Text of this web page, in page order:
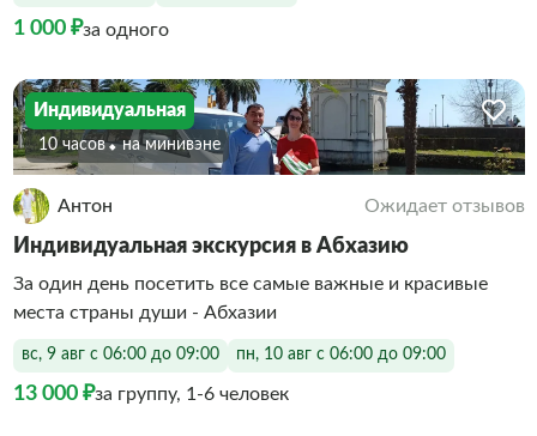
1 000 ₽за одного
Индивидуальная
10 часов На минивэне
Антон Ожидает отзывов
Индивидуальная экскурсия в Абхазию
За один день посетить все самые важные и красивые
места страны души - Абхазии
вс, 9 авг с 06:00 до 09:00 пн, 10 авг с 06:00 до 09:00
13 000 ₽за группу, 1-6 человек